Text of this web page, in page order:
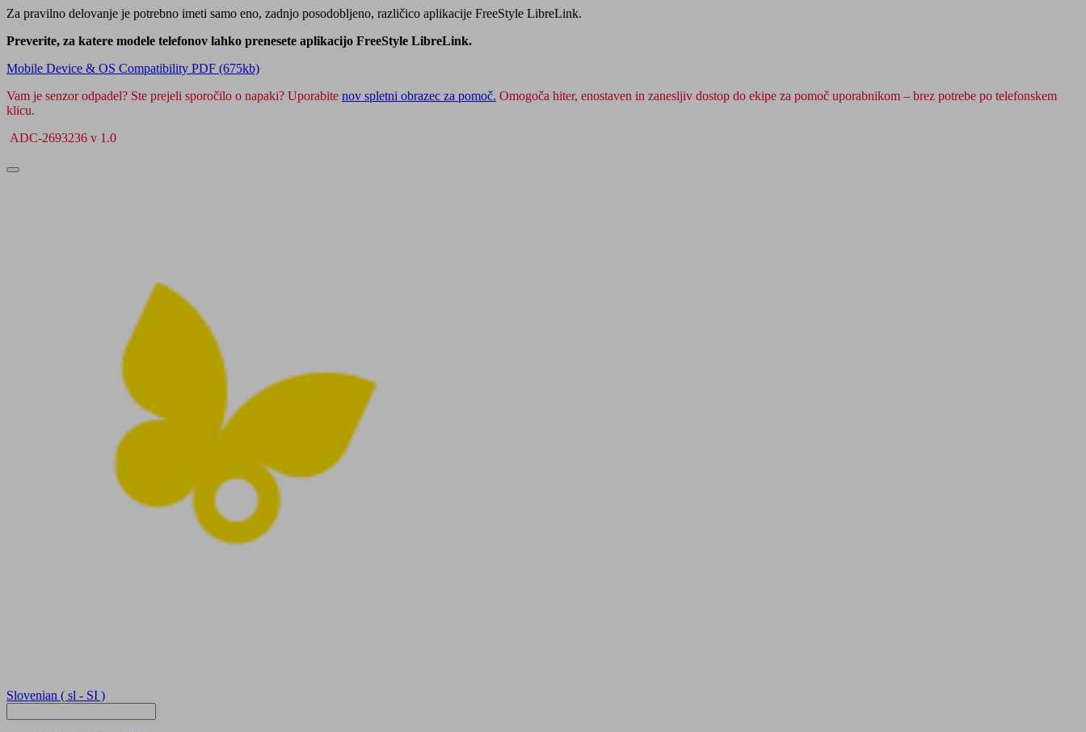
Za pravilno delovanje je potrebno imeti samo eno, zadnjo posodobljeno, različico aplikacije FreeStyle LibreLink.
Preverite, za katere modele telefonov lahko prenesete aplikacijo FreeStyle LibreLink.
Mobile Device & OS Compatibility PDF (675kb)
Vam je senzor odpadel? Ste prejeli sporočilo o napaki? Uporabite nov spletni obrazec za pomoč. Omogoča hiter, enostaven in zanesljiv dostop do ekipe za pomoč uporabnikom – brez potrebe po telefonskem
klicu.
ADC-2693236 v 1.0
Slovenian ( sl - SI )